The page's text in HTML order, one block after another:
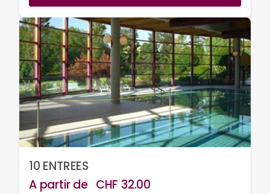
10 ENTREES
A partir de CHF 32.00